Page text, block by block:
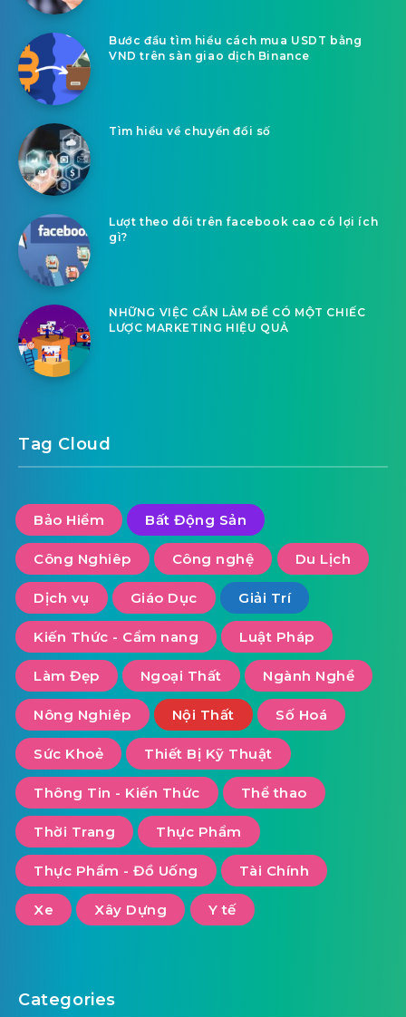
Bước đầu tìm hiểu cách mua USDT bằng
VND trên sàn giao dịch Binance
Tìm hiểu về chuyển đổi số
Lượt theo dõi trên facebook cao có lợi ích
gì?
NHỮNG VIỆC CẦN LÀM ĐỂ CÓ MỘT CHIẾC
LƯỢC MARKETING HIỆU QUẢ
Tag Cloud
Bảo Hiểm Bất Động Sản
Công Nghiêp Công nghệ Du Lịch
Dịch vụ Giáo Dục Giải Trí
Kiến Thức - Cẩm nang Luật Pháp
Làm Đẹp Ngoại Thất Ngành Nghề
Nông Nghiêp Nội Thất Số Hoá
Sức Khoẻ Thiết Bị Kỹ Thuật
Thông Tin - Kiến Thức Thể thao
Thời Trang Thực Phẩm
Thực Phẩm - Đồ Uống Tài Chính
Xe Xây Dựng Y tế
Categories